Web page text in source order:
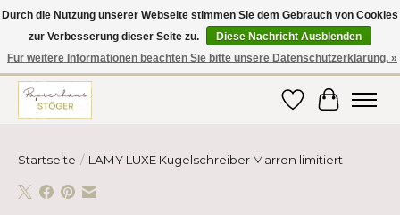
Hier finden Sie hochwertige Produkte im Bereich Schule, Büro, Papier,
Schreiben und vieles mehr! Erhalten Sie Ihre Bestellung bequem nach
Hause oder ins Büro geliefert!
Wunschzettel
Ihr
Startseite / LAMY LUXE Kugelschreiber Marron limitiert
Durch die Nutzung unserer Webseite stimmen Sie dem Gebrauch von Cookies
zur Verbesserung dieser Seite zu.
Diese Nachricht Ausblenden
Für weitere Informationen beachten Sie bitte unsere Datenschutzerklärung. »